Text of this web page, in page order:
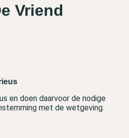
Vriend
en doen daarvoor de nodige
met de wetgeving.